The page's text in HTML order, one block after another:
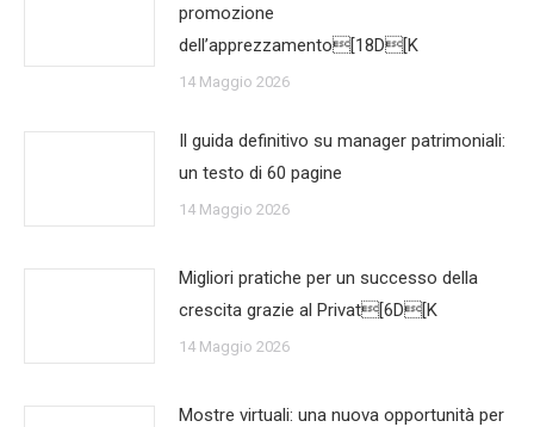
promozione
dell’apprezzamento[18D[K
14 Maggio 2026
Il guida definitivo su manager patrimoniali:
un testo di 60 pagine
14 Maggio 2026
Migliori pratiche per un successo della
crescita grazie al Privat[6D[K
14 Maggio 2026
Mostre virtuali: una nuova opportunità per